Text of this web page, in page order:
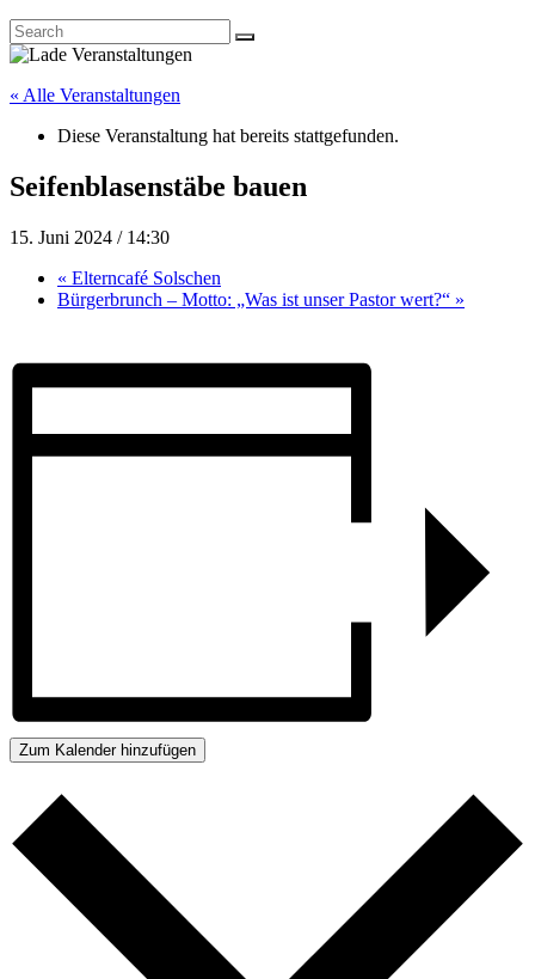
« Alle Veranstaltungen
Diese Veranstaltung hat bereits stattgefunden.
Seifenblasenstäbe bauen
15. Juni 2024 / 14:30
« Elterncafé Solschen
Bürgerbrunch – Motto: „Was ist unser Pastor wert?“ »
Zum Kalender hinzufügen